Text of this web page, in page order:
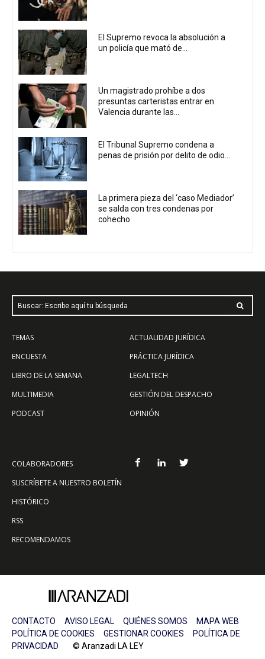
El Supremo revoca la absolución a
un policía que mató de...
Un magistrado prohíbe a dos
presuntas carteristas entrar en
Valencia durante las...
El Tribunal Supremo condena a
penas de prisión por delito de odio...
La primera pieza del ‘caso Mediador’
se salda con tres condenas por
cohecho
Buscar: Escribe aquí tu búsqueda
TEMAS
ENCUESTA
LIBRO DE LA SEMANA
MULTIMEDIA
PODCAST
ACTUALIDAD JURÍDICA
PRÁCTICA JURÍDICA
LEGALTECH
GESTIÓN DEL DESPACHO
OPINIÓN
COLABORADORES
SUSCRÍBETE A NUESTRO BOLETÍN
HISTÓRICO
RSS
RECOMENDAMOS
CONTACTO AVISO LEGAL QUIÉNES SOMOS
MAPA WEB
POLÍTICA DE COOKIES
GESTIONAR COOKIES
POLÍTICA DE
PRIVACIDAD © Aranzadi LA LEY